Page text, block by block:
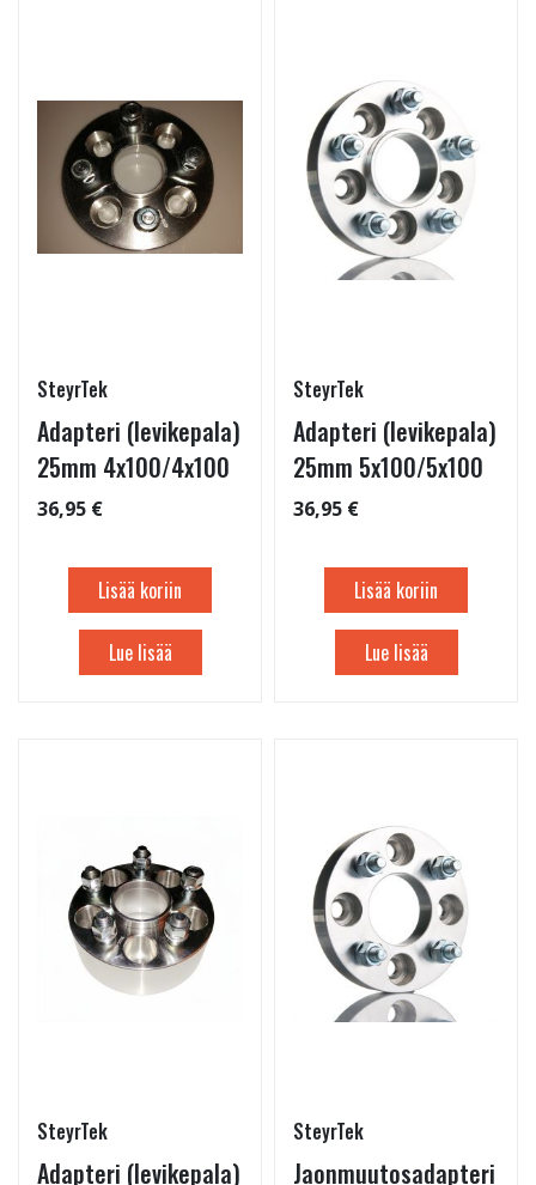
SteyrTek
Adapteri (levikepala)
25mm 4x100/4x100
36,95 €
Lisää koriin
Lue lisää
SteyrTek
Adapteri (levikepala)
25mm 5x100/5x100
36,95 €
Lisää koriin
Lue lisää
SteyrTek
Adapteri (levikepala)
SteyrTek
Jaonmuutosadapteri